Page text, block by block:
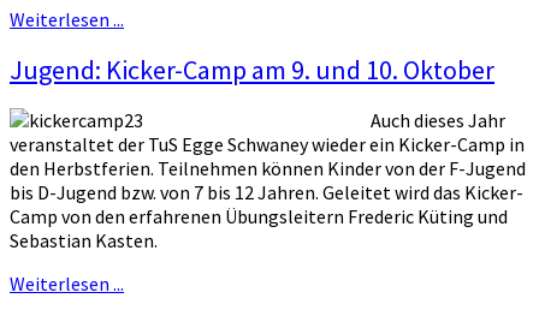
Weiterlesen ...
Jugend: Kicker-Camp am 9. und 10. Oktober
Auch dieses Jahr
veranstaltet der TuS Egge Schwaney wieder ein Kicker-Camp in
den Herbstferien. Teilnehmen können Kinder von der F-Jugend
bis D-Jugend bzw. von 7 bis 12 Jahren. Geleitet wird das Kicker-
Camp von den erfahrenen Übungsleitern Frederic Küting und
Sebastian Kasten.
Weiterlesen ...